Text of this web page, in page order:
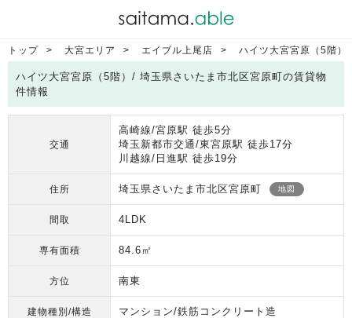
トップ 大宮エリア エイブル上尾店 ハイツ大宮宮原（5階）
ハイツ大宮宮原（5階）/ 埼玉県さいたま市北区宮原町の賃貸物
件情報
交通
高崎線/宮原駅 徒歩5分
埼玉新都市交通/東宮原駅 徒歩17分
川越線/日進駅 徒歩19分
住所 埼玉県さいたま市北区宮原町 地図
間取 4LDK
専有面積 84.6㎡
方位 南東
建物種別/構造 マンション/鉄筋コンクリート造